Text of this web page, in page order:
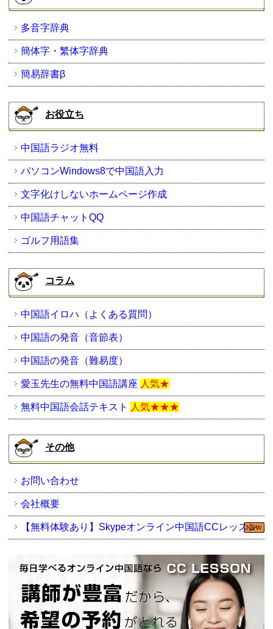
多音字辞典
簡体字・繁体字辞典
簡易辞書β
お役立ち
中国語ラジオ無料
パソコンWindows8で中国語入力
文字化けしないホームページ作成
中国語チャットQQ
ゴルフ用語集
コラム
中国語イロハ（よくある質問）
中国語の発音（音節表）
中国語の発音（難易度）
愛玉先生の無料中国語講座 人気★
無料中国語会話テキスト 人気★★★
その他
お問い合わせ
会社概要
【無料体験あり】Skypeオンライン中国語CCレッスン